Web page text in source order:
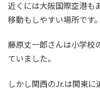
近くには大阪国際空港も
移動もしやすい場所です。
藤原丈一郎さんは小学校
ていました。
しかし関西のJr.は関東